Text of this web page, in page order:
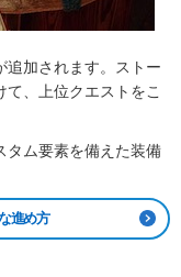
追加されます。ストー
、上位クエストをこ
タム要素を備えた装備
進め方